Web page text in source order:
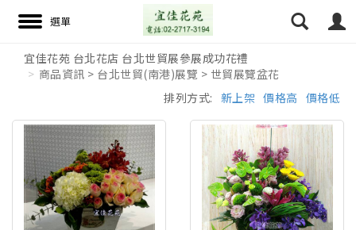
搜尋
宜佳花苑 台北花店 台北世貿展參展成功花禮
商品資訊 > 台北世貿(南港)展覽 > 世貿展覽盆花
價格低
價格高
新上架
排列方式: